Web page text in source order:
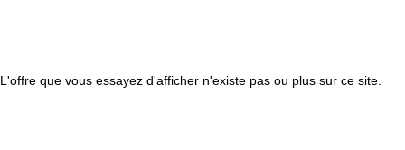
L'offre que vous essayez d'afficher n'existe pas ou plus sur ce site.